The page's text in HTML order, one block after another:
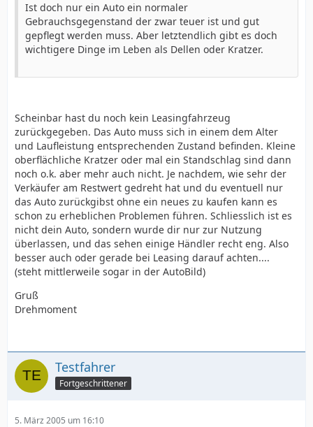
Ist doch nur ein Auto ein normaler
Gebrauchsgegenstand der zwar teuer ist und gut
gepflegt werden muss. Aber letztendlich gibt es doch
wichtigere Dinge im Leben als Dellen oder Kratzer.
Scheinbar hast du noch kein Leasingfahrzeug
zurückgegeben. Das Auto muss sich in einem dem Alter
und Laufleistung entsprechenden Zustand befinden. Kleine
oberflächliche Kratzer oder mal ein Standschlag sind dann
noch o.k. aber mehr auch nicht. Je nachdem, wie sehr der
Verkäufer am Restwert gedreht hat und du eventuell nur
das Auto zurückgibst ohne ein neues zu kaufen kann es
schon zu erheblichen Problemen führen. Schliesslich ist es
nicht dein Auto, sondern wurde dir nur zur Nutzung
überlassen, und das sehen einige Händler recht eng. Also
besser auch oder gerade bei Leasing darauf achten....
(steht mittlerweile sogar in der AutoBild)
Gruß
Drehmoment
Testfahrer
Fortgeschrittener
5. März 2005 um 16:10